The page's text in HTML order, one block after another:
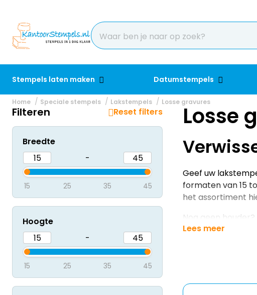
Stempels laten maken Datumstempels
Home Speciale stempels Lakstempels Losse gravures
Losse
Geef uw
formaten van 15
het assortiment
Nog geen
Lees meer
Filteren Reset filters
Breedte
-
15 25 35 45
Hoogte
-
15 25 35 45